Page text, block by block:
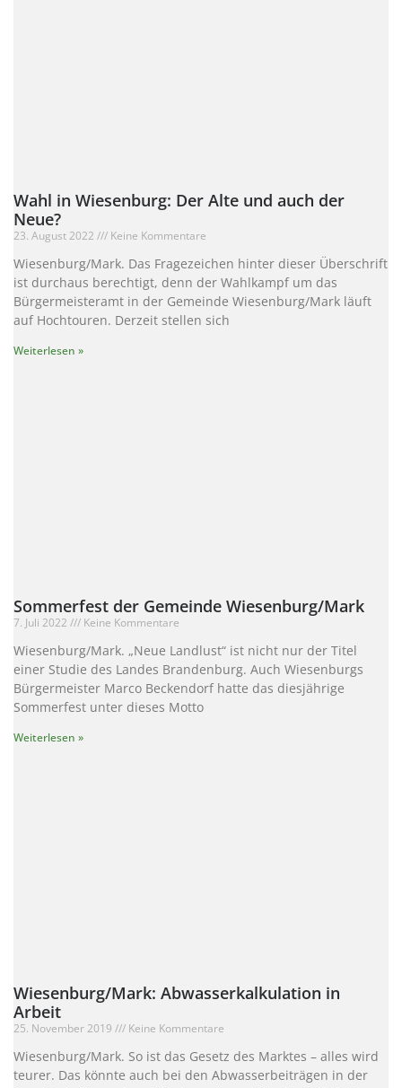
Wahl in Wiesenburg: Der Alte und auch der
Neue?
23. August 2022 Keine Kommentare
Wiesenburg/Mark. Das Fragezeichen hinter dieser Überschrift
ist durchaus berechtigt, denn der Wahlkampf um das
Bürgermeisteramt in der Gemeinde Wiesenburg/Mark läuft
auf Hochtouren. Derzeit stellen sich
Weiterlesen »
Sommerfest der Gemeinde Wiesenburg/Mark
7. Juli 2022 Keine Kommentare
Wiesenburg/Mark. „Neue Landlust“ ist nicht nur der Titel
einer Studie des Landes Brandenburg. Auch Wiesenburgs
Bürgermeister Marco Beckendorf hatte das diesjährige
Sommerfest unter dieses Motto
Weiterlesen »
Wiesenburg/Mark: Abwasserkalkulation in
Arbeit
25. November 2019 Keine Kommentare
Wiesenburg/Mark. So ist das Gesetz des Marktes – alles wird
teurer. Das könnte auch bei den Abwasserbeiträgen in der